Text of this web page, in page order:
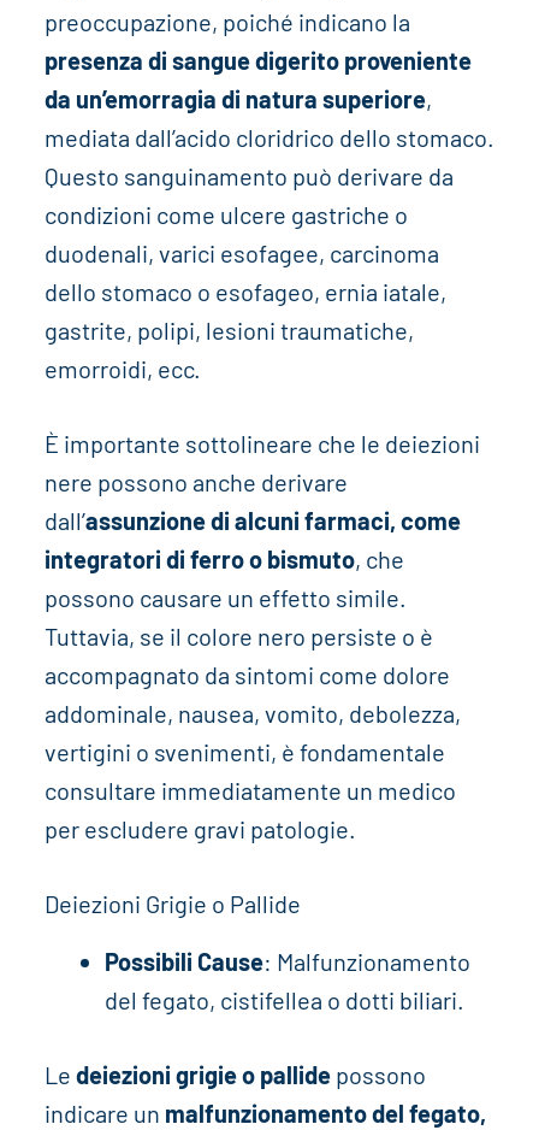
preoccupazione, poiché indicano la
presenza di sangue digerito proveniente
da un’emorragia di natura superiore,
mediata dall’acido cloridrico dello stomaco.
Questo sanguinamento può derivare da
condizioni come ulcere gastriche o
duodenali, varici esofagee, carcinoma
dello stomaco o esofageo, ernia iatale,
gastrite, polipi, lesioni traumatiche,
emorroidi, ecc.
È importante sottolineare che le deiezioni
nere possono anche derivare
dall’assunzione di alcuni farmaci, come
integratori di ferro o bismuto, che
possono causare un effetto simile.
Tuttavia, se il colore nero persiste o è
accompagnato da sintomi come dolore
addominale, nausea, vomito, debolezza,
vertigini o svenimenti, è fondamentale
consultare immediatamente un medico
per escludere gravi patologie.
Deiezioni Grigie o Pallide
Possibili Cause: Malfunzionamento
del fegato, cistifellea o dotti biliari.
Le deiezioni grigie o pallidepossono
indicare un malfunzionamento del fegato,